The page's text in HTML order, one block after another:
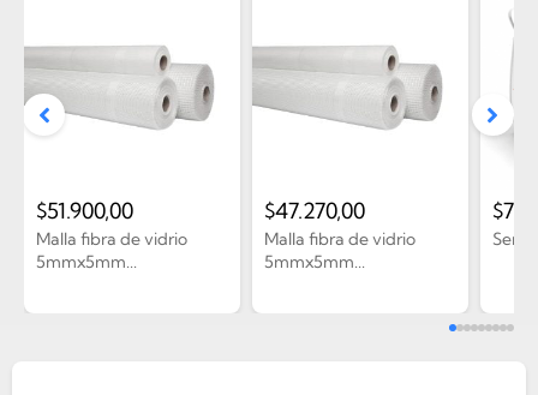
Malla fibra de vidrio
5mmx5mm...
$51.900,00
Malla fibra de vidrio
5mmx5mm...
$47.270,00
Seña
$